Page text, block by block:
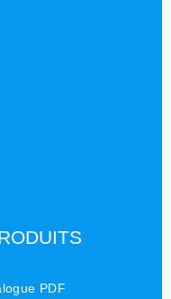
PDF